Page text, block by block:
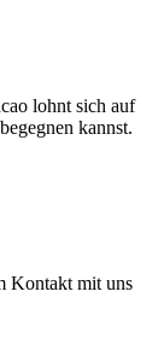
lohnt sich auf
kannst.
Kontakt mit uns